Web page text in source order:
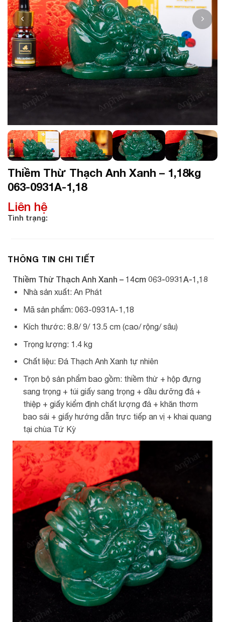
Thiềm Thừ Thạch Anh Xanh – 1,18kg
063-0931A-1,18
Liên hệ
Tình trạng:
THÔNG TIN CHI TIẾT
Thiềm Thừ Thạch Anh Xanh – 14cm 063-0931A-1,18
Nhà sản xuất: An Phát
Mã sản phẩm: 063-0931A-1,18
Kích thước: 8.8/ 9/ 13.5 cm (cao/ rộng/ sâu)
Trọng lượng: 1.4 kg
Chất liệu: Đá Thạch Anh Xanh tự nhiên
Trọn bộ sản phẩm bao gồm: thiềm thừ + hộp đựng
sang trọng + túi giấy sang trọng + dầu dưỡng đá +
thiệp + giấy kiểm định chất lượng đá + khăn thơm
bao sái + giấy hướng dẫn trực tiếp an vị + khai quang
tại chùa Tứ Kỳ